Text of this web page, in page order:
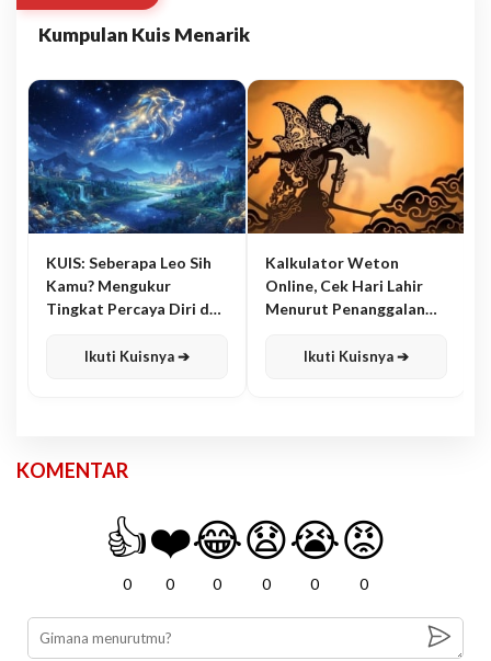
Kumpulan Kuis Menarik
KUIS: Seberapa Leo Sih
Kamu? Mengukur
Tingkat Percaya Diri dan
Ikuti Kuisnya ➔
Kalkulator Weton
Online, Cek Hari Lahir
Menurut Penanggalan
Ikuti Kuisnya ➔
KOMENTAR
👍
0
❤️
0
😂
0
😧
0
😭
0
😡
0